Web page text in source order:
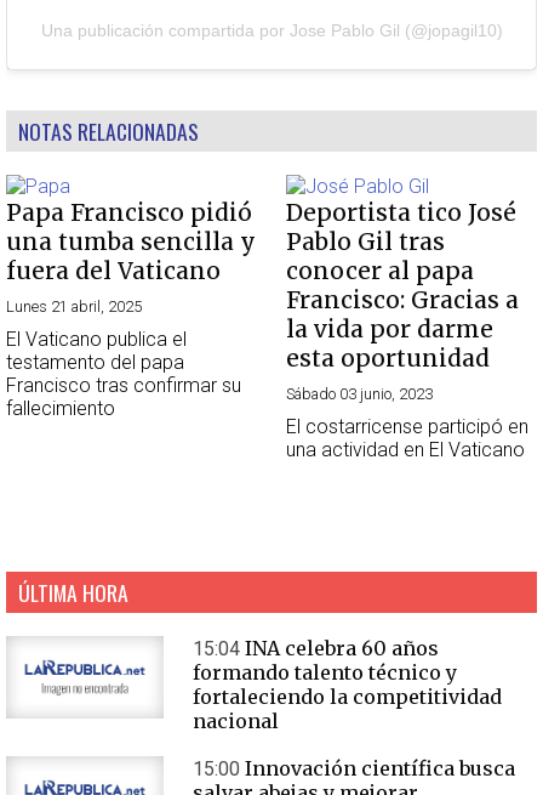
Una publicación compartida por Jose Pablo Gil (@jopagil10)
NOTAS RELACIONADAS
Papa Francisco pidió
una tumba sencilla y
fuera del Vaticano
Lunes 21 abril, 2025
El Vaticano publica el
testamento del papa
Francisco tras confirmar su
fallecimiento
Deportista tico José
Pablo Gil tras
conocer al papa
Francisco: Gracias a
la vida por darme
esta oportunidad
Sábado 03 junio, 2023
El costarricense participó en
una actividad en El Vaticano
ÚLTIMA HORA
15:04 INA celebra 60 años
formando talento técnico y
fortaleciendo la competitividad
nacional
15:00 Innovación científica busca